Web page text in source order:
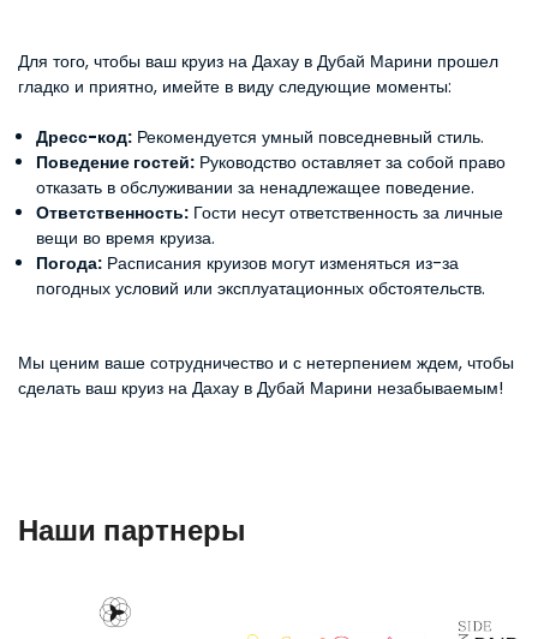
Для того, чтобы ваш круиз на Дахау в Дубай Марини прошел
гладко и приятно, имейте в виду следующие моменты:
Дресс-код: Рекомендуется умный повседневный стиль.
Поведение гостей: Руководство оставляет за собой право
отказать в обслуживании за ненадлежащее поведение.
Ответственность: Гости несут ответственность за личные
вещи во время круиза.
Погода: Расписания круизов могут изменяться из-за
погодных условий или эксплуатационных обстоятельств.
Мы ценим ваше сотрудничество и с нетерпением ждем, чтобы
сделать ваш круиз на Дахау в Дубай Марини незабываемым!
Наши партнеры